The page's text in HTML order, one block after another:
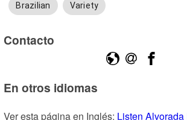
Brazilian Variety
Contacto
En otros idiomas
Ver esta página en Inglés: Listen